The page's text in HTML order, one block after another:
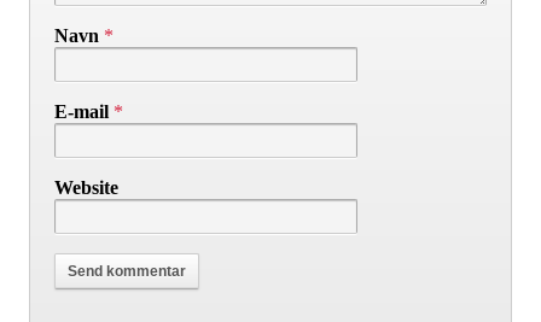
Navn *
E-mail *
Website